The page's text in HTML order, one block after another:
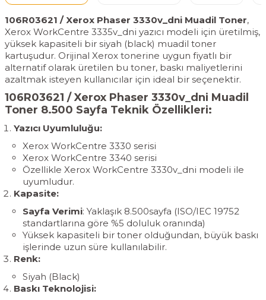
106R03621 / Xerox Phaser 3330v_dni Muadil Toner,
Xerox WorkCentre 3335v_dni yazıcı modeli için üretilmiş,
yüksek kapasiteli bir siyah (black) muadil toner
kartuşudur. Orijinal Xerox tonerine uygun fiyatlı bir
alternatif olarak üretilen bu toner, baskı maliyetlerini
azaltmak isteyen kullanıcılar için ideal bir seçenektir.
106R03621 / Xerox Phaser 3330v_dni Muadil
Toner 8.500 Sayfa Teknik Özellikleri:
Yazıcı Uyumluluğu:
Xerox WorkCentre 3330 serisi
Xerox WorkCentre 3340 serisi
Özellikle Xerox WorkCentre 3330v_dni modeli ile
uyumludur.
Kapasite:
Sayfa Verimi: Yaklaşık 8.500sayfa (ISO/IEC 19752
standartlarına göre %5 doluluk oranında)
Yüksek kapasiteli bir toner olduğundan, büyük baskı
işlerinde uzun süre kullanılabilir.
Renk:
Siyah (Black)
Baskı Teknolojisi: